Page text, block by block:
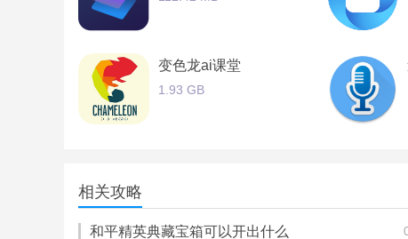
变色龙ai课堂
1.93 GB
相关攻略
和平精英典藏宝箱可以开出什么